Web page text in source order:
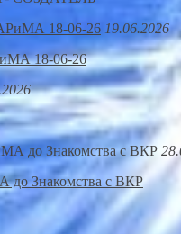
19.06.2026
18-06-26
Знакомства с ВКР